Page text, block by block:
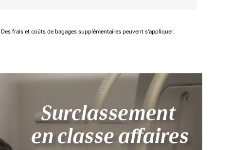
Des frais et coûts de bagages supplémentaires peuvent s'appliquer.